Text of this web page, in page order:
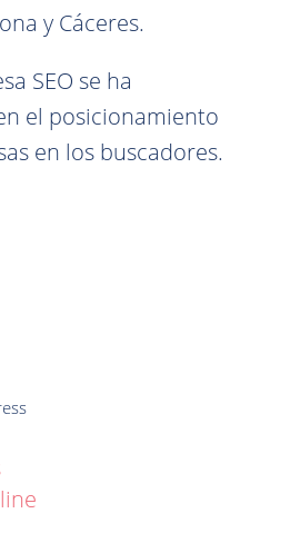
y Cáceres.
SEO se ha
el posicionamiento
en los buscadores.